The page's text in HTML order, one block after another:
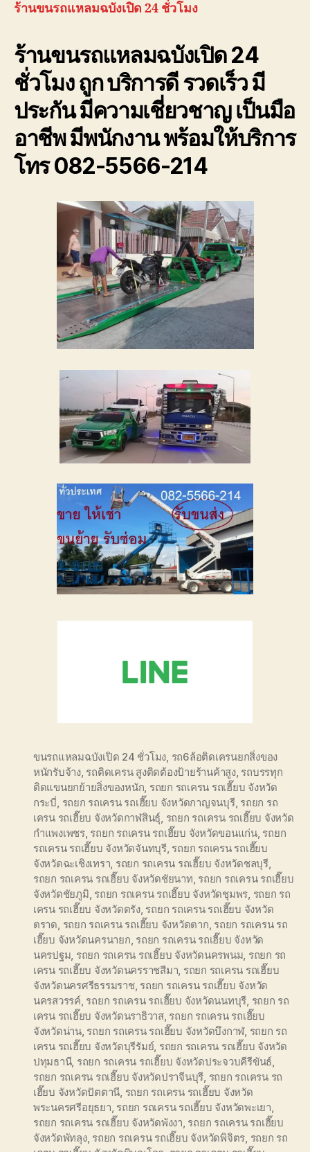
เปิด
24
ชั่วโมง
โทร
082-
556-
6214
ราคา
ถูก
ร้านขนรถแหลมฉบังเปิด 24 ชั่วโมง
ร้านขนรถแหลมฉบังเปิด 24
ชั่วโมง ถูก บริการดี รวดเร็ว มี
ประกัน มีความเชี่ยวชาญ เป็นมือ
อาชีพ มีพนักงาน พร้อมให้บริการ
โทร 082-5566-214
ขนรถแหลมฉบังเปิด 24 ชั่วโมง, รถ6ล้อติดเครนยกสิ่งของ
หนักรับจ้าง, รถติดเครน สูงติดต้องป้ายร้านค้าสูง, รถบรรทุก
ติดแขนยกย้ายสิ่งของหนัก, รถยก รถเครน รถเฮี๊ยบ จังหวัด
กระบี่, รถยก รถเครน รถเฮี๊ยบ จังหวัดกาญจนบุรี, รถยก รถ
เครน รถเฮี๊ยบ จังหวัดกาฬสินธุ์, รถยก รถเครน รถเฮี๊ยบ จังหวัด
กำแพงเพชร, รถยก รถเครน รถเฮี๊ยบ จังหวัดขอนแก่น, รถยก
รถเครน รถเฮี๊ยบ จังหวัดจันทบุรี, รถยก รถเครน รถเฮี๊ยบ
จังหวัดฉะเชิงเทรา, รถยก รถเครน รถเฮี๊ยบ จังหวัดชลบุรี,
รถยก รถเครน รถเฮี๊ยบ จังหวัดชัยนาท, รถยก รถเครน รถเฮี๊ยบ
จังหวัดชัยภูมิ, รถยก รถเครน รถเฮี๊ยบ จังหวัดชุมพร, รถยก รถ
เครน รถเฮี๊ยบ จังหวัดตรัง, รถยก รถเครน รถเฮี๊ยบ จังหวัด
ตราด, รถยก รถเครน รถเฮี๊ยบ จังหวัดตาก, รถยก รถเครน รถ
เฮี๊ยบ จังหวัดนครนายก, รถยก รถเครน รถเฮี๊ยบ จังหวัด
นครปฐม, รถยก รถเครน รถเฮี๊ยบ จังหวัดนครพนม, รถยก รถ
เครน รถเฮี๊ยบ จังหวัดนครราชสีมา, รถยก รถเครน รถเฮี๊ยบ
จังหวัดนครศรีธรรมราช, รถยก รถเครน รถเฮี๊ยบ จังหวัด
นครสวรรค์, รถยก รถเครน รถเฮี๊ยบ จังหวัดนนทบุรี, รถยก รถ
เครน รถเฮี๊ยบ จังหวัดนราธิวาส, รถยก รถเครน รถเฮี๊ยบ
จังหวัดน่าน, รถยก รถเครน รถเฮี๊ยบ จังหวัดบึงกาฬ, รถยก รถ
เครน รถเฮี๊ยบ จังหวัดบุรีรัมย์, รถยก รถเครน รถเฮี๊ยบ จังหวัด
ปทุมธานี, รถยก รถเครน รถเฮี๊ยบ จังหวัดประจวบคีรีขันธ์,
รถยก รถเครน รถเฮี๊ยบ จังหวัดปราจีนบุรี, รถยก รถเครน รถ
เฮี๊ยบ จังหวัดปัตตานี, รถยก รถเครน รถเฮี๊ยบ จังหวัด
พระนครศรีอยุธยา, รถยก รถเครน รถเฮี๊ยบ จังหวัดพะเยา,
รถยก รถเครน รถเฮี๊ยบ จังหวัดพังงา, รถยก รถเครน รถเฮี๊ยบ
จังหวัดพัทลุง, รถยก รถเครน รถเฮี๊ยบ จังหวัดพิจิตร, รถยก รถ